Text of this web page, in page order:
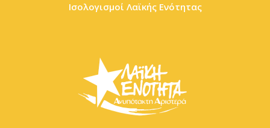
Ισολογισμοί Λαϊκής Ενότητας